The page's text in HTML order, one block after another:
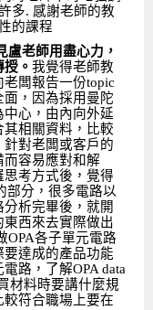
多. 感謝老師的教
的課程
盧老師用盡心力，
。 我覺得老師教
闆報告一份topic
，因為採用曼陀
心，由內向外延
相關資料，比較
對老闆或客戶的
而容易應對和解
考方式後，覺得
部分，很多電路以
析完畢後，就開
西來去實際做出
OPA各子單元電路
達成的產品功能
路，了解OPA data
材料時要講什麼規
符合職場上要在